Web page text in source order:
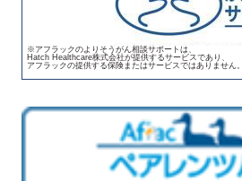
※アフラックのよりそうがん相談サポートは、
Hatch Healthcare株式会社が提供するサービスであり、
アフラックの提供する保険またはサービスではありません。